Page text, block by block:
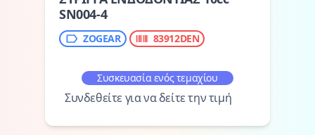
SN004-4
ZOGEAR 83912DEN
Συσκευασία ενός τεμαχίου
Συνδεθείτε για να δείτε την τιμή